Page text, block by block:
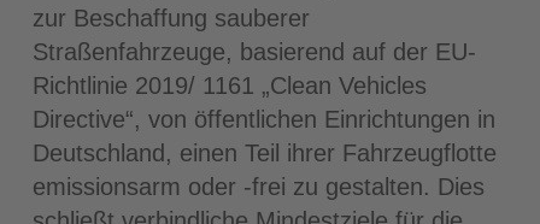
zur Beschaffung sauberer
Straßenfahrzeuge, basierend auf der EU-
Richtlinie 2019/ 1161 „Clean Vehicles
Directive“, von öffentlichen Einrichtungen in
Deutschland, einen Teil ihrer Fahrzeugflotte
emissionsarm oder -frei zu gestalten. Dies